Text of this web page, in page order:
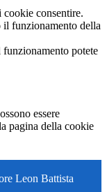
cookie consentire.
il funzionamento della
funzionamento potete
essere
pagina della cookie
Leon Battista